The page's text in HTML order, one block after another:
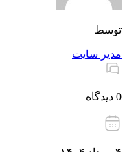
توسط
مدیر سایت
0 دیدگاه